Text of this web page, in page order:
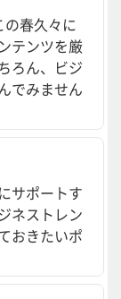
の春久々に
テンツを厳
ろん、ビジ
でみません
サポートす
ネストレン
おきたいポ